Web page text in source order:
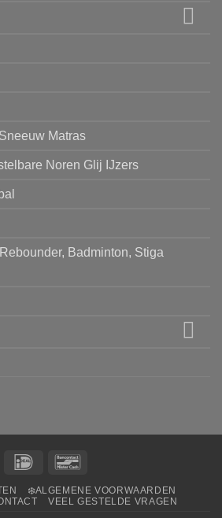
Matras
Noren Glij IJzers
Badminton, Stiga
IDeal
❄️ALGEMENE VOORWAARDEN
VEEL GESTELDE VRAGEN